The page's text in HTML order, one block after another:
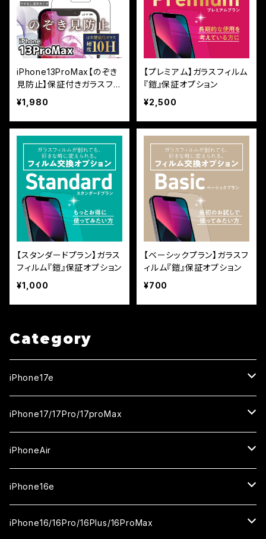
iPhone13ProMax【のぞき
見防止】保証付きガラスフィ
ルム『鎧』平面タイプ
¥1,980
【プレミアム】ガラスフィルム
『鎧』保証オプション
¥2,500
【スタンダードプラン】ガラス
フィルム『鎧』保証オプション
¥1,000
【ベーシックプラン】ガラスフ
ィルム『鎧』保証オプション
¥700
Category
iPhone17e
ガラスフィルム
セラミックフィルム
カメラ用フィルム
iPhone17/17Pro/17proMax
iPhone17
ガラスフィルム
セラミックフィルム
iPhone17Pro
ガラスフィルム
iPhone17proMax
iPhoneAir
ガラスフィルム
セラミックフィルム
iPhone16e
ガラスフィルム
iPhone16/16Pro/16Plus/16ProMax